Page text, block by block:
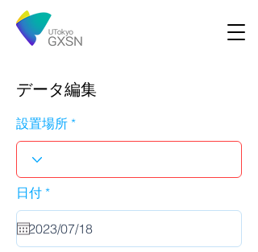
データ編集
設置場所
日付 *r
u
i